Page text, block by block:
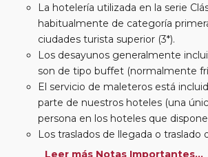
La hotelería utilizada en la serie
habitualmente de categoría
ciudades turista superior (3*).
Los desayunos generalmente
son de tipo buffet (normalmente
El servicio de maleteros está
parte de nuestros hoteles (una
persona en los hoteles que
Los traslados de llegada o traslado
estarán incluidos según itinerario.
Leer más Notas Importantes...